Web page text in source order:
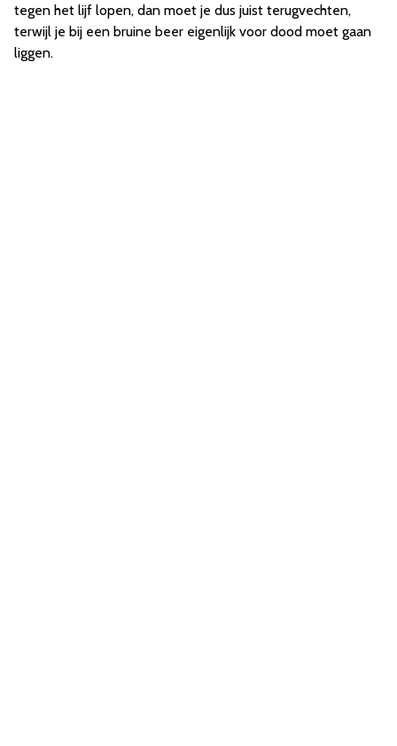
tegen het lijf lopen, dan moet je dus juist terugvechten,
terwijl je bij een bruine beer eigenlijk voor dood moet gaan
liggen.